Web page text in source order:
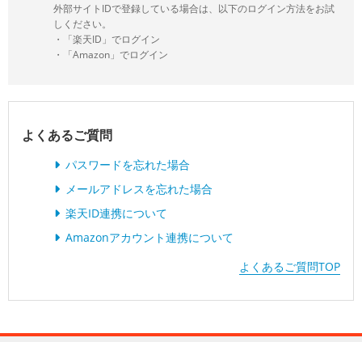
外部サイトIDで登録している場合は、以下のログイン方法をお試
しください。
・「楽天ID」でログイン
・「Amazon」でログイン
よくあるご質問
パスワードを忘れた場合
メールアドレスを忘れた場合
楽天ID連携について
Amazonアカウント連携について
よくあるご質問TOP